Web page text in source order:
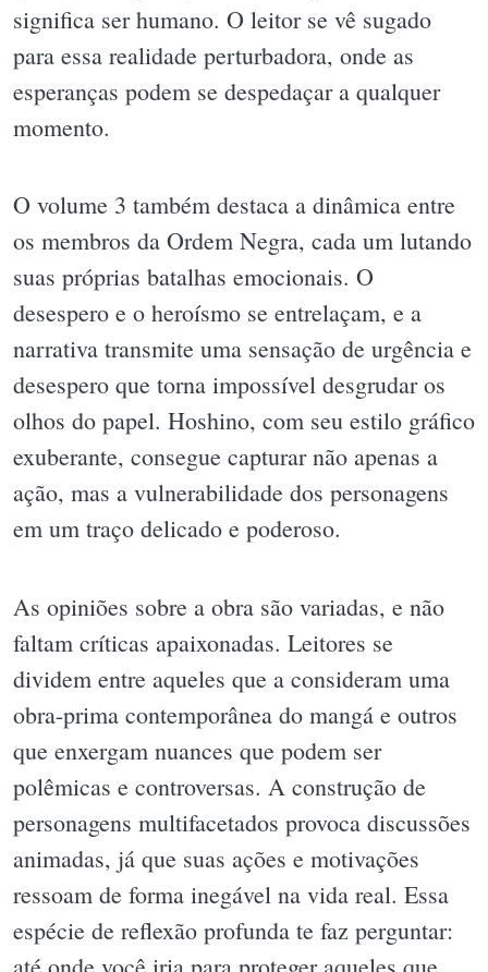
significa ser humano. O leitor se vê sugado
para essa realidade perturbadora, onde as
esperanças podem se despedaçar a qualquer
momento.
O volume 3 também destaca a dinâmica entre
os membros da Ordem Negra, cada um lutando
suas próprias batalhas emocionais. O
desespero e o heroísmo se entrelaçam, e a
narrativa transmite uma sensação de urgência e
desespero que torna impossível desgrudar os
olhos do papel. Hoshino, com seu estilo gráfico
exuberante, consegue capturar não apenas a
ação, mas a vulnerabilidade dos personagens
em um traço delicado e poderoso.
As opiniões sobre a obra são variadas, e não
faltam críticas apaixonadas. Leitores se
dividem entre aqueles que a consideram uma
obra-prima contemporânea do mangá e outros
que enxergam nuances que podem ser
polêmicas e controversas. A construção de
personagens multifacetados provoca discussões
animadas, já que suas ações e motivações
ressoam de forma inegável na vida real. Essa
espécie de reflexão profunda te faz perguntar: